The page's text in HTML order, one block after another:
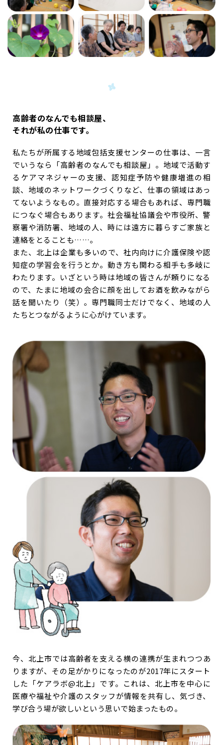
高齢者のなんでも相談屋、
それが私の仕事です。
私たちが所属する地域包括支援センターの仕事は、一言
でいうなら「高齢者のなんでも相談屋」。地域で活動す
るケアマネジャーの支援、認知症予防や健康増進の相
談、地域のネットワークづくりなど、仕事の領域はあっ
てないようなもの。直接対応する場合もあれば、専門職
につなぐ場合もあります。社会福祉協議会や市役所、警
察署や消防署、地域の人、時には遠方に暮らすご家族と
連絡をとることも……。
また、北上は企業も多いので、社内向けに介護保険や認
知症の学習会を行うとか。動き方も関わる相手も多岐に
わたります。いざという時は地域の皆さんが頼りになる
ので、たまに地域の会合に顔を出してお酒を飲みながら
話を聞いたり（笑）。専門職同士だけでなく、地域の人
たちとつながるように心がけています。
今、北上市では高齢者を支える横の連携が生まれつつあ
りますが、その足がかりになったのが2017年にスタート
した「ケアラボ@北上」です。これは、北上市を中心に
医療や福祉や介護のスタッフが情報を共有し、気づき、
学び合う場が欲しいという思いで始まったもの。